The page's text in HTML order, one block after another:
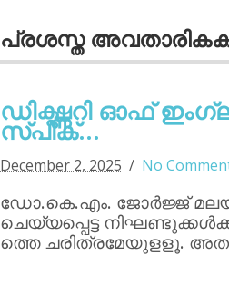
പ്രശസ്ത
ഡിക്ഷ്ണറി ഓഫ്
സ്പീക്...
December 2, 2025 No
ഡോ.കെ.എം. ജോര്‍ജ്ജ്
ചെയ്യപ്പെട്ട
ത്തെ ചരിത്രമേയുളളൂ.